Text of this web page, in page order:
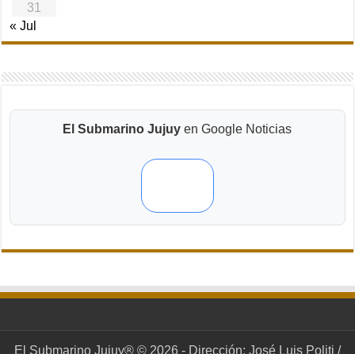
31
« Jul
El Submarino Jujuy en Google Noticias
El Submarino Jujuy® © 2026 - Dirección: José Luis Politi /